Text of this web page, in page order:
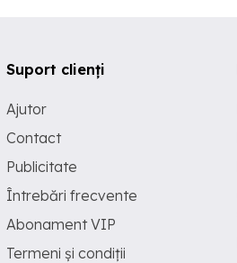
Suport clienți
Ajutor
Contact
Publicitate
Întrebări frecvente
Abonament VIP
Termeni și condiții